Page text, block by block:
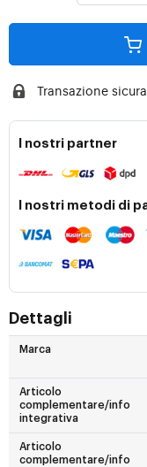
Transazione sicura
I nostri partner
I nostri metodi di
Dettagli
Marca
Articolo
complementare/info
integrativa
Articolo
complementare/info